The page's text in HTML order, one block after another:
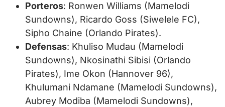
Porteros: Ronwen Williams (Mamelodi
Sundowns), Ricardo Goss (Siwelele FC),
Sipho Chaine (Orlando Pirates).
Defensas: Khuliso Mudau (Mamelodi
Sundowns), Nkosinathi Sibisi (Orlando
Pirates), Ime Okon (Hannover 96),
Khulumani Ndamane (Mamelodi Sundowns),
Aubrey Modiba (Mamelodi Sundowns),